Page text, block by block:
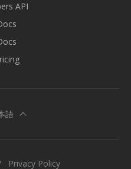
API
語
Privacy Policy